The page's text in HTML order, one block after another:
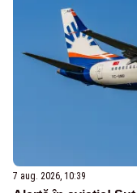
7 aug. 2026, 10:39